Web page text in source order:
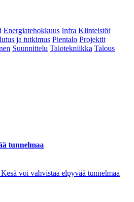
Energiatehokkuus Infra Kiinteistöt
ja tutkimus Pientalo Projektit
Suunnittelu Talotekniikka Talous
tunnelmaa
voi vahvistaa elpyvää tunnelmaa